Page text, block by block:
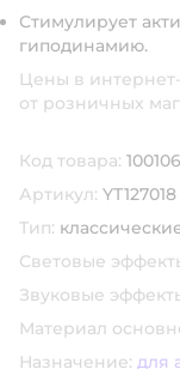
Стимулирует
гиподинамию.
Цены в
от розничных
Код товара:
Артикул: YT127018
Тип:
Световые
Звуковые
Материал
Назначение: для